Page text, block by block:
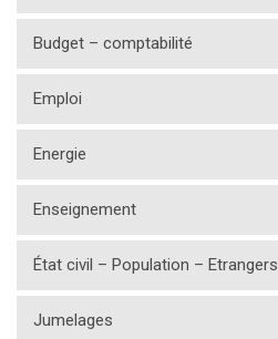
Budget – comptabilité
Emploi
Energie
Enseignement
État civil – Population – Etrangers
Jumelages